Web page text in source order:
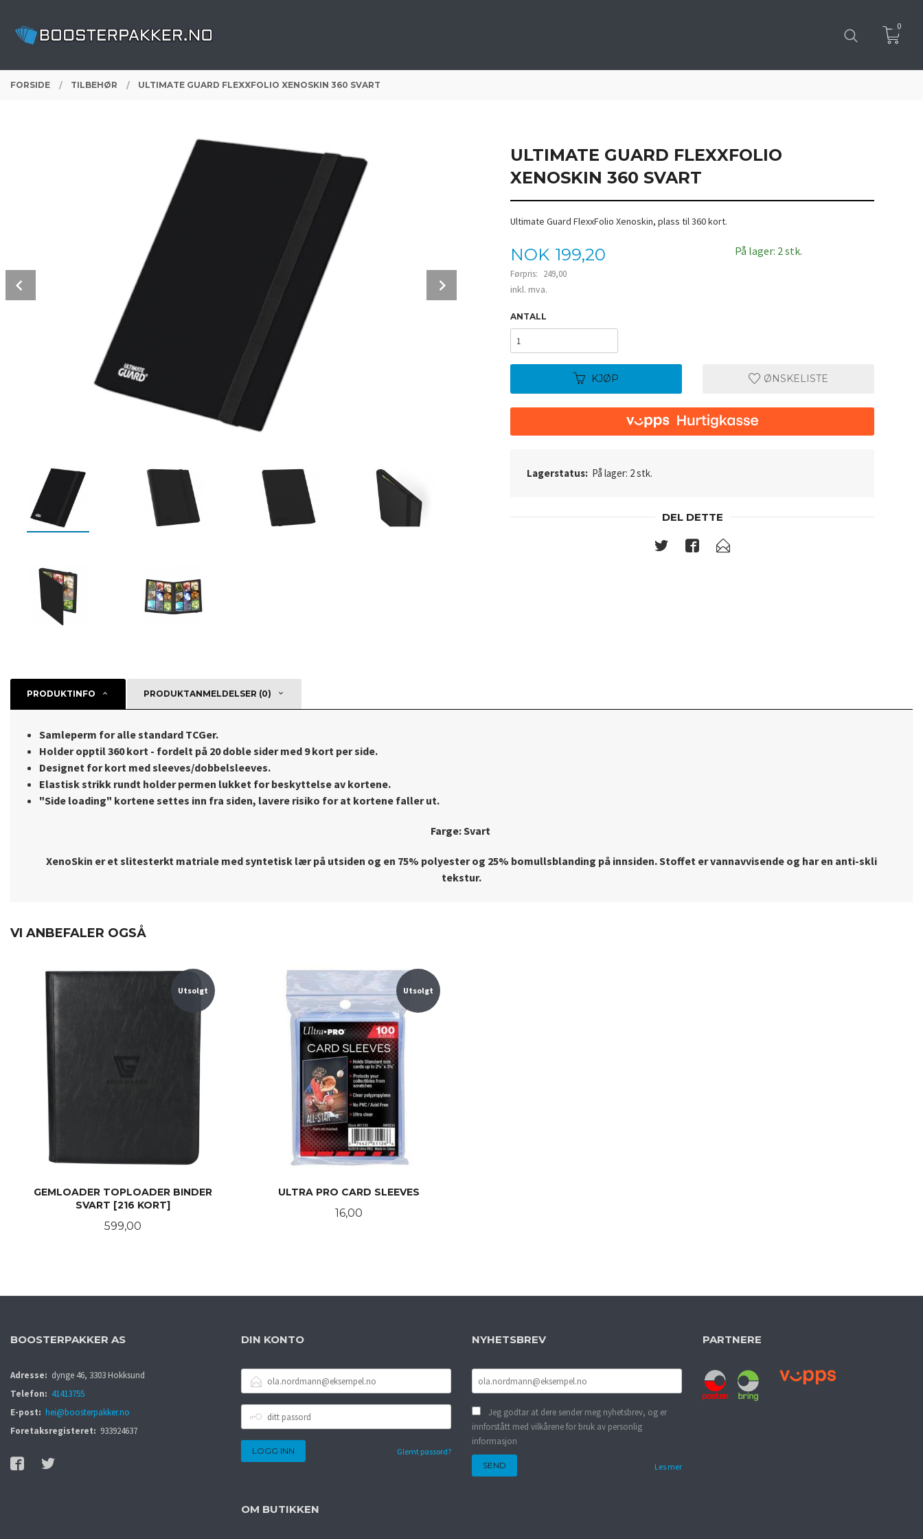
innholdet
0
FORSIDE TILBEHØR ULTIMATE GUARD FLEXXFOLIO XENOSKIN 360 SVART
ULTIMATE GUARD FLEXXFOLIO
XENOSKIN 360 SVART
Ultimate Guard FlexxFolio Xenoskin, plass til 360 kort.
Tilbud
NOK 199,20
Førpris: 249,00
Rabatt
inkl. mva.
På lager: 2 stk.
ANTALL
KJØP ØNSKELISTE
Lagerstatus: På lager: 2 stk.
DEL DETTE
PRODUKTINFO PRODUKTANMELDELSER (0)
Samleperm for alle standard TCGer.
Holder opptil 360 kort - fordelt på 20 doble sider med 9kort per side.
Designet for kort med sleeves/dobbelsleeves.
Elastisk strikk rundt holder permen lukket for beskyttelse av kortene.
"Side loading" kortene settes inn fra siden, lavere risiko for at kortene faller ut.
Farge: Svart
XenoSkin er et slitesterkt matriale med syntetisk lær på utsiden og en 75% polyester og 25% bomullsblanding på innsiden. Stoffet er vannavvisende og har en anti-skli
tekstur.
VI ANBEFALER OGSÅ
GEMLOADER TOPLOADER BINDER
SVART [216 KORT]
Utsolgt
Pris
599,00
ULTRA PRO CARD SLEEVES
Utsolgt
Pris
16,00
BOOSTERPAKKER AS
Adresse: dynge 46, 3303 Hokksund
Telefon: 41413755
E-post: hei@boosterpakker.no
Foretaksregisteret: 933924637
DIN KONTO
POSTADRESSE
PASSORD
Glemt passord?
OM BUTIKKEN
NYHETSBREV
Jeg godtar at dere sender meg nyhetsbrev, og er
innforstått med vilkårene for bruk av personlig
informasjon
Les mer
PARTNERE